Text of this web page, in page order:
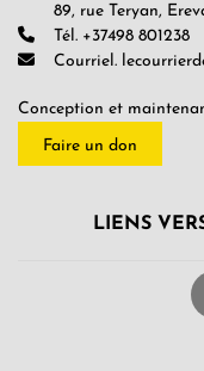
89, rue Teryan,
Tél. +37498 801238
Courriel.
Conception et
Faire un don
LIENS